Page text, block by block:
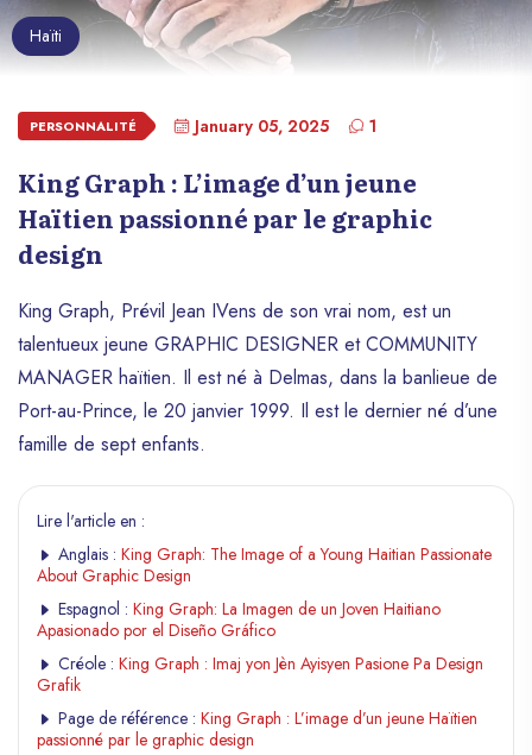
Haïti
PERSONNALITÉ January 05, 2025 1
King Graph : L’image d’un jeune
Haïtien passionné par le graphic
design
King Graph, Prévil Jean IVens de son vrai nom, est un
talentueux jeune GRAPHIC DESIGNER et COMMUNITY
MANAGER haïtien. Il est né à Delmas, dans la banlieue de
Port-au-Prince, le 20 janvier 1999. Il est le dernier né d’une
famille de sept enfants.
Lire l'article en :
Anglais : King Graph: The Image of a Young Haitian Passionate
About Graphic Design
Espagnol : King Graph: La Imagen de un Joven Haitiano
Apasionado por el Diseño Gráfico
Créole : King Graph : Imaj yon Jèn Ayisyen Pasione Pa Design
Grafik
Page de référence : King Graph : L’image d’un jeune Haïtien
passionné par le graphic design